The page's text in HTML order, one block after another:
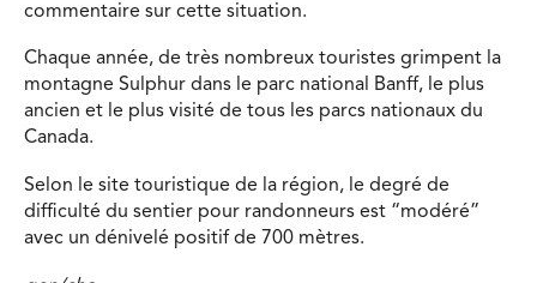
commentaire sur cette situation.
Chaque année, de très nombreux touristes grimpent la
montagne Sulphur dans le parc national Banff, le plus
ancien et le plus visité de tous les parcs nationaux du
Canada.
Selon le site touristique de la région, le degré de
difficulté du sentier pour randonneurs est “modéré”
avec un dénivelé positif de 700 mètres.